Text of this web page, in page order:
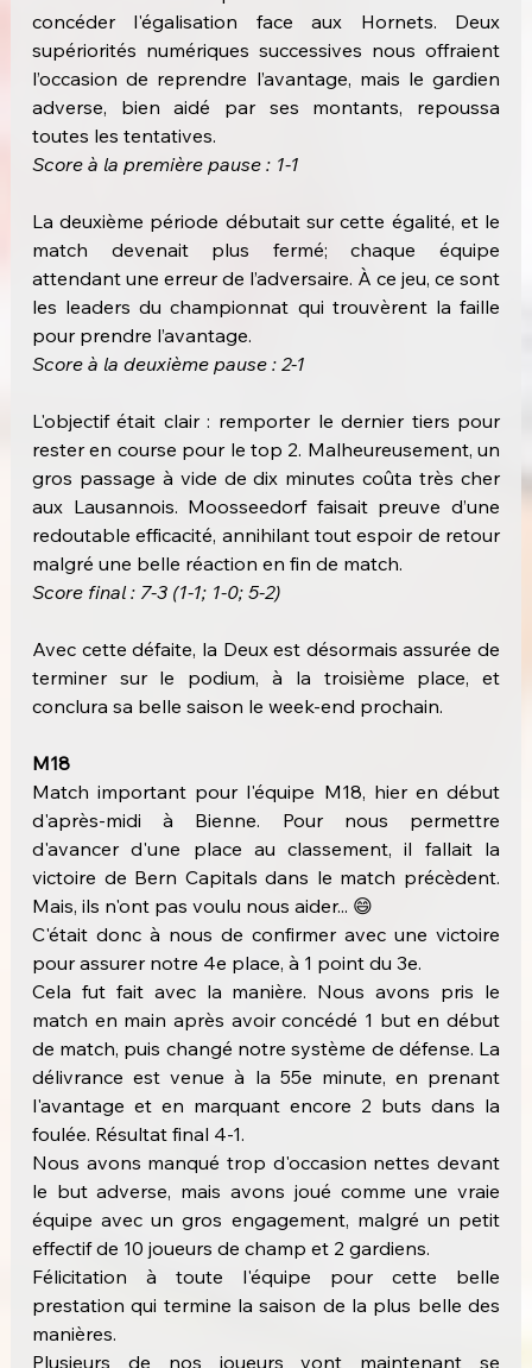
concéder l'égalisation face aux Hornets. Deux
supériorités numériques successives nous offraient
l’occasion de reprendre l’avantage, mais le gardien
adverse, bien aidé par ses montants, repoussa
toutes les tentatives.
Score à la première pause : 1-1
La deuxième période débutait sur cette égalité, et le
match devenait plus fermé; chaque équipe
attendant une erreur de l’adversaire. À ce jeu, ce sont
les leaders du championnat qui trouvèrent la faille
pour prendre l’avantage.
Score à la deuxième pause : 2-1
L'objectif était clair : remporter le dernier tiers pour
rester en course pour le top 2. Malheureusement, un
gros passage à vide de dix minutes coûta très cher
aux Lausannois. Moosseedorf faisait preuve d’une
redoutable efficacité, annihilant tout espoir de retour
malgré une belle réaction en fin de match.
Score final : 7-3 (1-1; 1-0; 5-2)
Avec cette défaite, la Deux est désormais assurée de
terminer sur le podium, à la troisième place, et
conclura sa belle saison le week-end prochain.
M18
Match important pour l'équipe M18, hier en début
d'après-midi à Bienne. Pour nous permettre
d'avancer d'une place au classement, il fallait la
victoire de Bern Capitals dans le match précèdent.
Mais, ils n'ont pas voulu nous aider... 😄
C'était donc à nous de confirmer avec une victoire
pour assurer notre 4e place, à 1 point du 3e.
Cela fut fait avec la manière. Nous avons pris le
match en main après avoir concédé 1 but en début
de match, puis changé notre système de défense. La
délivrance est venue à la 55e minute, en prenant
l'avantage et en marquant encore 2 buts dans la
foulée. Résultat final 4-1.
Nous avons manqué trop d'occasion nettes devant
le but adverse, mais avons joué comme une vraie
équipe avec un gros engagement, malgré un petit
effectif de 10 joueurs de champ et 2 gardiens.
Félicitation à toute l'équipe pour cette belle
prestation qui termine la saison de la plus belle des
manières.
Plusieurs de nos joueurs vont maintenant se